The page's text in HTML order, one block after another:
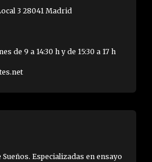
3 28041 Madrid
de 9 a 14:30 h y de 15:30 a 17 h
Especializadas en ensayo